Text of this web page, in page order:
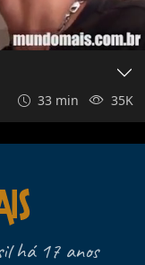
33 min 35K
há 17 anos